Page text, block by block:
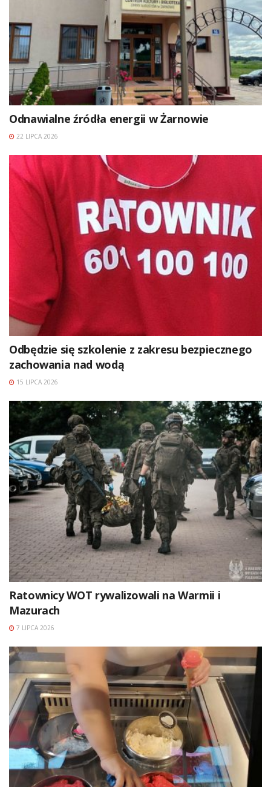
Odnawialne źródła energii w Żarnowie
22 LIPCA 2026
Odbędzie się szkolenie z zakresu bezpiecznego
zachowania nad wodą
15 LIPCA 2026
Ratownicy WOT rywalizowali na Warmii i
Mazurach
7 LIPCA 2026